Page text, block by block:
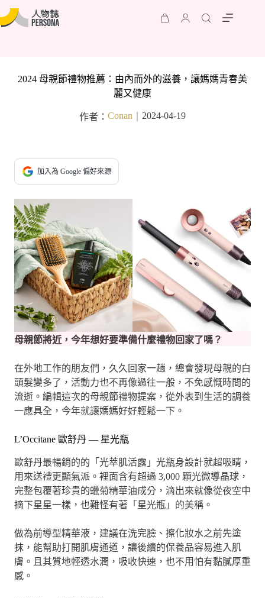
2024 母親節禮物推薦：由內而外的滋養，讓媽媽青春美
麗又健康
作者： Conan 2024-04-19
加入為 Google 偏好來源
母親節將近，今年想好要準備什麼禮物回家了嗎？
在外地工作的朋友們，久久回家一趟，總會發現母親的白
頭髮變多了，活動力也不再像過往一般，不免感慨時間的
流逝。編輯這次的母親節禮物提案，從外表到生活的調養
一應具全，今年就讓媽媽好好輕鬆一下。
L’Occitane 歐舒丹 — 星光瓶
歐舒丹最暢銷的的「光萃肌活露」光瓶身設計就超吸睛，
用來送禮更顯氣派。裡面含有超過 3,000 顆光微導晶球，
完整包覆著珍貴的蠟菊精華油成分，滴出來就像從夜空中
摘下星星一樣，也難怪有著「星光瓶」的美稱。
做為前導型精華液，建議在洗完臉、擦化妝水之前先塗
抹，能幫助打開肌膚通道，讓後續的保養品容易進入肌
膚。且其質地輕透水潤，吸收快速，也不用怕有黏膩厚重
感。